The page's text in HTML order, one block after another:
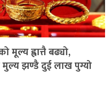
ह्वात्तै बढ्यो,
मुल्य झण्डै दुई लाख पुग्यो